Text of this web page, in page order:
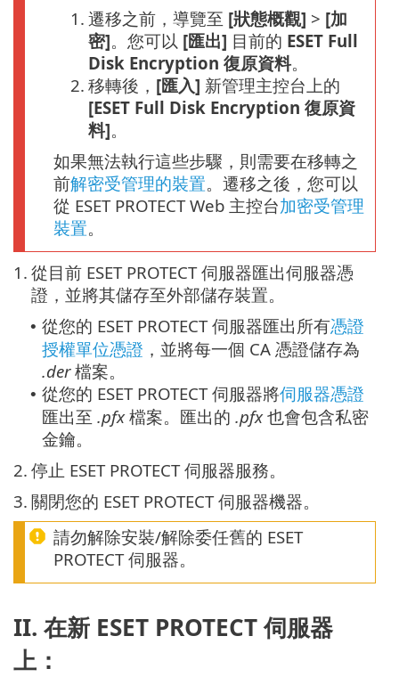
1. 遷移之前，導覽至 [狀態概觀] > [加
密]。您可以 [匯出] 目前的 ESET Full
Disk Encryption 復原資料。
2. 移轉後， [匯入] 新管理主控台上的
[ESET Full Disk Encryption 復原資
料]。
如果無法執行這些步驟，則需要在移轉之
前解密受管理的裝置。遷移之後，您可以
從 ESET PROTECT Web 主控台加密受管理
裝置。
1. 從目前 ESET PROTECT 伺服器匯出伺服器憑
證，並將其儲存至外部儲存裝置。
• 從您的 ESET PROTECT 伺服器匯出所有憑證
授權單位憑證 ，並將每一個 CA 憑證儲存為
.der檔案。
• 從您的 ESET PROTECT 伺服器將伺服器憑證
匯出至 .pfx檔案。匯出的 .pfx也會包含私密
金鑰。
2. 停止 ESET PROTECT 伺服器服務。
3. 關閉您的 ESET PROTECT 伺服器機器。
請勿解除安裝/解除委任舊的 ESET
PROTECT 伺服器。
II. 在新 ESET PROTECT 伺服器
上：